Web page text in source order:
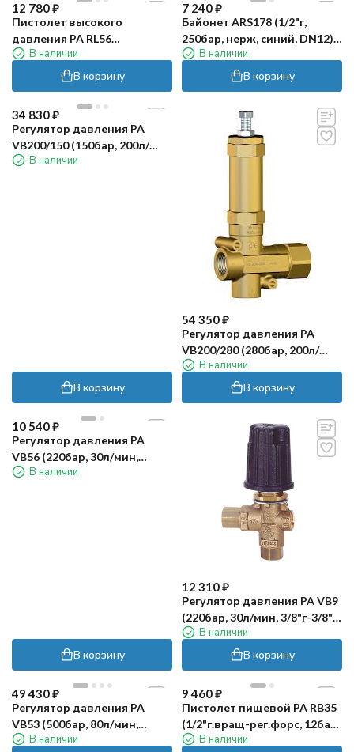
12 780₽
Пистолет высокого
давления PA RL56
(3/8г.вращ-1/4г, 350бар,
В наличии
В корзину
7 240₽
Байонет ARS178 (1/2"г,
250бар, нерж, синий, DN12)
PA В наличии
В корзину
34 830₽
Регулятор давления PA
VB200/150 (150бар, 200л/
мин, 1"г-1"г)
В наличии
В корзину
54 350₽
Регулятор давления PA
VB200/280 (280бар, 200л/
мин, 1"г-1"г, By-pass 1"г)
В наличии
В корзину
10 540₽
Регулятор давления PA
VB56 (220бар, 30л/мин,
1/2"ш-М22х1.5ш, X:4.5, Y:62-
В наличии
В корзину
12 310₽
Регулятор давления PA VB9
(220бар, 30л/мин, 3/8"г-3/8"г,
By-pass 3/8"г)
В наличии
В корзину
49 430₽
Регулятор давления PA
VB53 (500бар, 80л/мин,
1/2"г-1/2"г, By-pass 1/2"г,
В наличии
9 460₽
Пистолет пищевой PA RB35
(1/2"г.вращ-рег.форс, 12бар,
50л/мин, 80гр.С)
В наличии